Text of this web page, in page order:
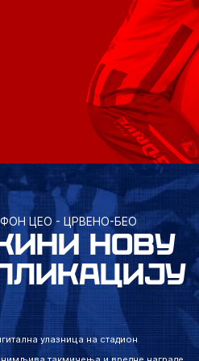
ЦЕО - ЦРВЕНО-БЕО
НОВУ
улазница на стадион